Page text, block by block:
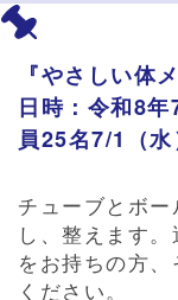
『やさしい体
日時：令和8
員25名7/1（
チューブとボ
し、整えます
をお持ちの方
ください。